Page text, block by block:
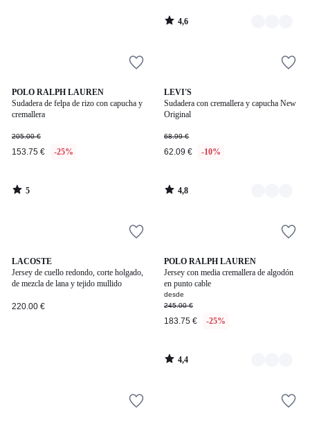
4,6
POLO RALPH LAUREN
Sudadera de felpa de rizo con capucha y
cremallera
205.00 €
153.75 € -25%
5
/
5
5
LEVI'S
Sudadera con cremallera y capucha New
Original
68.99 €
62.09 € -10%
4,8
/ 5
3
Colores
4,8
LACOSTE
Jersey de cuello redondo, corte holgado,
de mezcla de lana y tejido mullido
220.00 €
POLO RALPH LAUREN
Jersey con media cremallera de algodón
en punto cable
desde
245.00 €
183.75 € -25%
4,4
/ 5
3
Colores
4,4